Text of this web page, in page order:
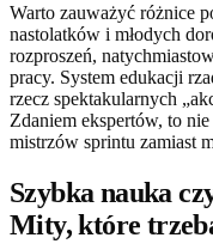
Warto zauważyć różnice
nastolatków i młodych
rozproszeń,
pracy. System edukacji
rzecz spektakularnych
Zdaniem ekspertów, to
mistrzów sprintu zamiast
Szybka nauka
Mity, które